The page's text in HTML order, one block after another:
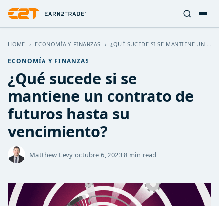
HOME › ECONOMÍA Y FINANZAS › ¿QUÉ SUCEDE SI SE MANTIENE UN CONTRATO DE FUTUROS HASTA SU VENCIMIENTO?
ECONOMÍA Y FINANZAS
¿Qué sucede si se
mantiene un contrato de
futuros hasta su
vencimiento?
Matthew Levy·octubre 6, 2023·8 min read